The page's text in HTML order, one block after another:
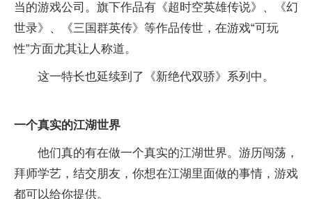
当的游戏公司。旗下作品有《超时空英雄传说》、《幻
世录》、《三国群英传》等作品传世，在游戏“可玩
性”方面尤其让人称道。
这一特长也延续到了《新绝代双骄》系列中。
一个真实的江湖世界
他们真的有在做一个真实的江湖世界。游历闯荡，
拜师学艺，结交朋友，你想在江湖里面做的事情，游戏
都可以给你提供。